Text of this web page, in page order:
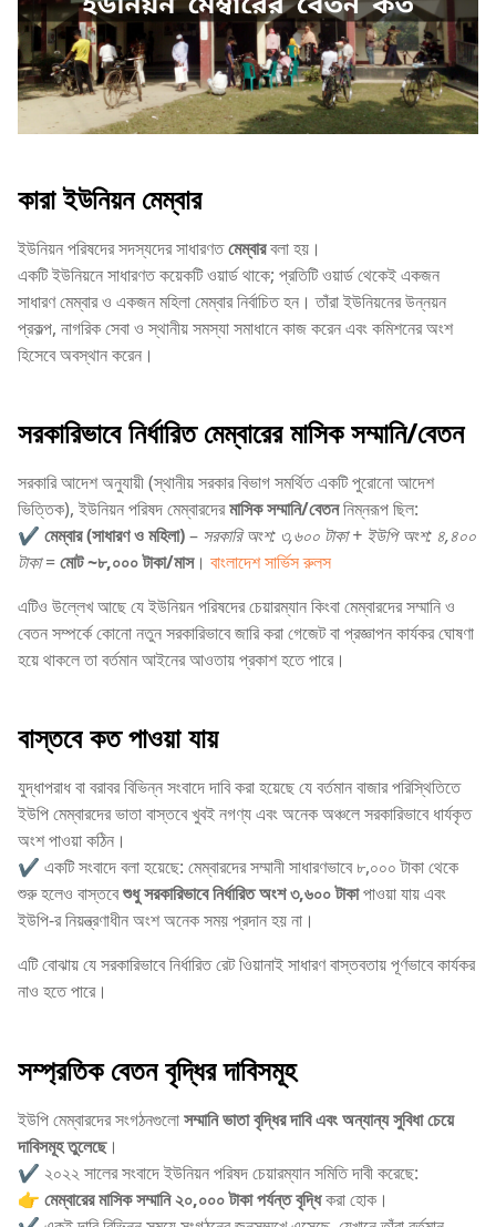
কারা ইউনিয়ন মেম্বার
ইউনিয়ন পরিষদের সদস্যদের সাধারণতমেম্বারবলা হয়।
একটি ইউনিয়নে সাধারণত কয়েকটি ওয়ার্ড থাকে; প্রতিটি ওয়ার্ড থেকেই একজন
সাধারণ মেম্বার ও একজন মহিলা মেম্বার নির্বাচিত হন। তাঁরা ইউনিয়নের উন্নয়ন
প্রকল্প, নাগরিক সেবা ও স্থানীয় সমস্যা সমাধানে কাজ করেন এবং কমিশনের অংশ
হিসেবে অবস্থান করেন।
সরকারিভাবে নির্ধারিত মেম্বারেরমাসিক সম্মানি/বেতন
সরকারি আদেশ অনুযায়ী (স্থানীয় সরকার বিভাগ সমর্থিত একটি পুরোনো আদেশ
ভিত্তিক), ইউনিয়ন পরিষদ মেম্বারদেরমাসিক সম্মানি/বেতননিম্নরূপ ছিল:
✔️ মেম্বার (সাধারণ ও মহিলা)– সরকারি অংশ: ৩,৬০০ টাকা + ইউপি অংশ: ৪,৪০০
টাকা=মোট ~৮,০০০ টাকা/মাস। বাংলাদেশ সার্ভিস রুলস
এটিও উল্লেখ আছে যে ইউনিয়ন পরিষদের চেয়ারম্যান কিংবা মেম্বারদের সম্মানি ও
বেতন সম্পর্কে কোনো নতুন সরকারিভাবে জারি করা গেজেট বা প্রজ্ঞাপন কার্যকর ঘোষণা
হয়ে থাকলে তা বর্তমান আইনের আওতায় প্রকাশ হতে পারে।
বাস্তবে কত পাওয়া যায়
যুদ্ধাপরাধ বা বরাবর বিভিন্ন সংবাদে দাবি করা হয়েছে যে বর্তমান বাজার পরিস্থিতিতে
ইউপি মেম্বারদের ভাতা বাস্তবে খুবই নগণ্য এবং অনেক অঞ্চলে সরকারিভাবে ধার্যকৃত
অংশ পাওয়া কঠিন।
✔️ একটি সংবাদে বলা হয়েছে: মেম্বারদের সম্মানী সাধারণভাবে ৮,০০০ টাকা থেকে
শুরু হলেও বাস্তবেশুধু সরকারিভাবে নির্ধারিত অংশ ৩,৬০০ টাকাপাওয়া যায় এবং
ইউপি‑র নিয়ন্ত্রণাধীন অংশ অনেক সময় প্রদান হয় না।
এটি বোঝায় যে সরকারিভাবে নির্ধারিত রেট ওিয়ানাই সাধারণ বাস্তবতায় পূর্ণভাবে কার্যকর
নাও হতে পারে।
সম্প্রতিকবেতন বৃদ্ধির দাবিসমূহ
ইউপি মেম্বারদের সংগঠনগুলোসম্মানি ভাতা বৃদ্ধির দাবি এবং অন্যান্য সুবিধা চেয়ে
দাবিসমূহ তুলেছে।
✔️ ২০২২ সালের সংবাদে ইউনিয়ন পরিষদ চেয়ারম্যান সমিতি দাবী করেছে:
👉 মেম্বারের মাসিক সম্মানি ২০,০০০ টাকা পর্যন্ত বৃদ্ধিকরা হোক।